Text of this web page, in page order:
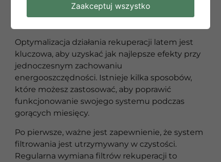
latem?
Optymalizacja działania rekuperacji latem jest
kluczowa, aby uzyskać jak najlepsze efekty przy
jednoczesnym zachowaniu
energooszczędności. Istnieje kilka sposobów,
które możesz zastosować, aby poprawić
funkcjonowanie swojego systemu podczas
gorących miesięcy.
Po pierwsze, ważne jest zapewnienie, że system
filtrowania jest utrzymywany w czystości.
Regularna wymiana filtrów rekuperacji to
Zaakceptuj wszystko